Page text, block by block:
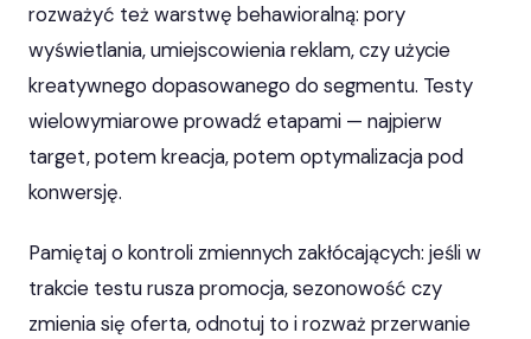
rozważyć też warstwę behawioralną: pory
wyświetlania, umiejscowienia reklam, czy użycie
kreatywnego dopasowanego do segmentu. Testy
wielowymiarowe prowadź etapami — najpierw
target, potem kreacja, potem optymalizacja pod
konwersję.
Pamiętaj o kontroli zmiennych zakłócających: jeśli w
trakcie testu rusza promocja, sezonowość czy
zmienia się oferta, odnotuj to i rozważ przerwanie